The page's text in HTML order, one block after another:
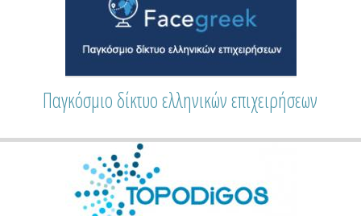
Παγκόσμιο δίκτυο ελληνικών επιχειρήσεων